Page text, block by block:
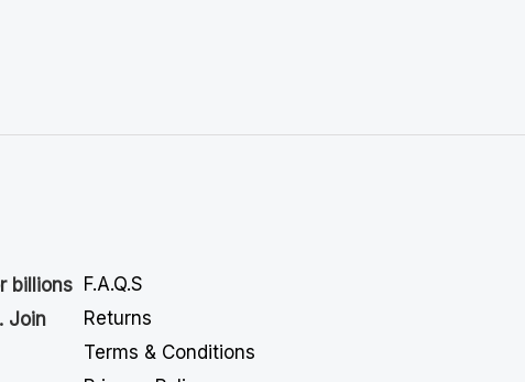
billions
Join
F.A.Q.S
Returns
Terms & Conditions